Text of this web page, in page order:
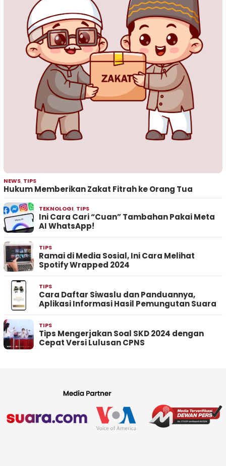
NEWS, TIPS
Hukum Memberikan Zakat Fitrah ke Orang Tua
TEKNOLOGI, TIPS
Ini Cara Cari “Cuan” Tambahan Pakai Meta
AI WhatsApp!
TIPS
Ramai di Media Sosial, Ini Cara Melihat
Spotify Wrapped 2024
TIPS
Cara Daftar Siwaslu dan Panduannya,
Aplikasi Informasi Hasil Pemungutan Suara
TIPS
Tips Mengerjakan Soal SKD 2024 dengan
Cepat Versi Lulusan CPNS